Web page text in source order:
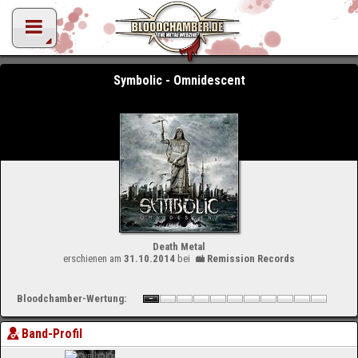
Symbolic - Omnidescent
Death Metal
erschienen am 31.10.2014bei Remission Records
Bloodchamber-Wertung:
Band-Profil